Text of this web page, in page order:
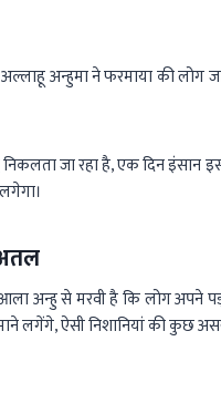
अन्हुमा ने फरमाया की लोग
निकलता जा रहा है, एक दिन इंसान
अन्हु से मरवी है कि लोग अपने
लगेंगे, ऐसी निशानियां की कुछ